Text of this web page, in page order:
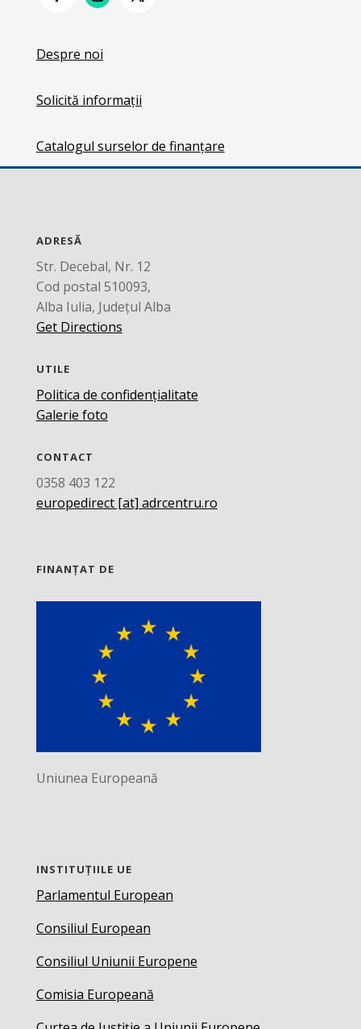
Despre noi
Solicită informații
Catalogul surselor de finanțare
ADRESĂ
Str. Decebal, Nr. 12
Cod postal 510093,
Alba Iulia, Județul Alba
Get Directions
UTILE
Politica de confidențialitate
Galerie foto
CONTACT
0358 403 122
europedirect [at] adrcentru.ro
FINANȚAT DE
Uniunea Europeană
INSTITUȚIILE UE
Parlamentul European
Consiliul European
Consiliul Uniunii Europene
Comisia Europeană